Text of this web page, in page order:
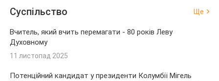
Суспільство Ще
Вчитель, який вчить перемагати - 80 років Леву
Духовному
11 листопад 2025
Потенційний кандидат у президенти Колумбії Мігель